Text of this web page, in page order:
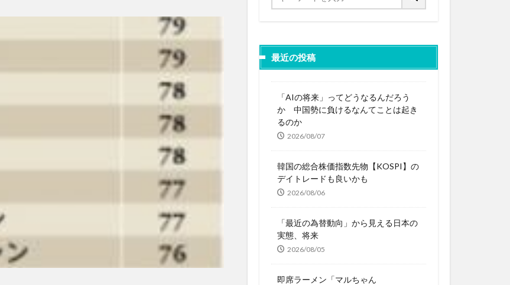
最近の投稿
「AIの将来」ってどうなるんだろう
か 中国勢に負けるなんてことは起き
るのか
2026/08/07
韓国の総合株価指数先物【KOSPI】の
デイトレードも良いかも
2026/08/06
「最近の為替動向」から見える日本の
実態、将来
2026/08/05
即席ラーメン「マルちゃん